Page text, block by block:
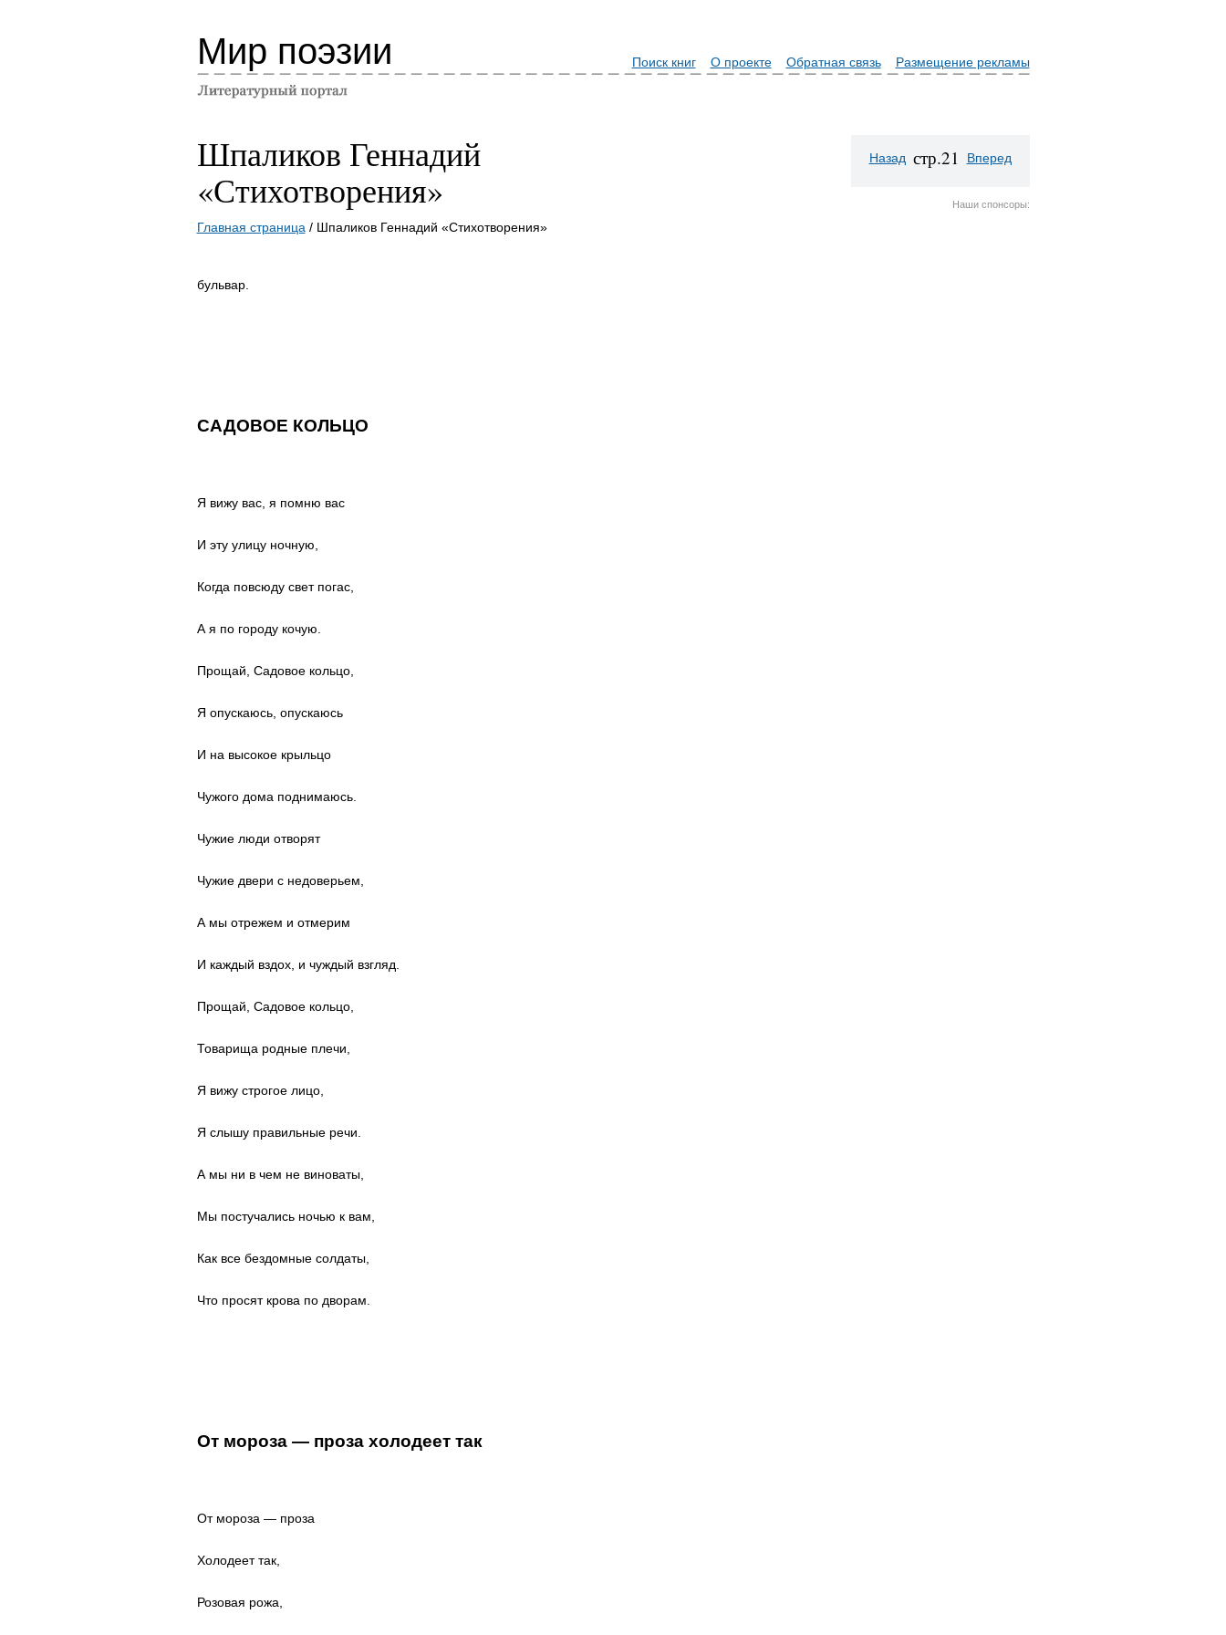
Мир поэзии Поиск книг О проекте Обратная связь Размещение рекламы
Шпаликов Геннадий
«Стихотворения»
Главная страница / Шпаликов Геннадий «Стихотворения»
бульвар.
САДОВОЕ КОЛЬЦО
Я вижу вас, я помню вас
И эту улицу ночную,
Когда повсюду свет погас,
А я по городу кочую.
Прощай, Садовое кольцо,
Я опускаюсь, опускаюсь
И на высокое крыльцо
Чужого дома поднимаюсь.
Чужие люди отворят
Чужие двери с недоверьем,
А мы отрежем и отмерим
И каждый вздох, и чуждый взгляд.
Прощай, Садовое кольцо,
Товарища родные плечи,
Я вижу строгое лицо,
Я слышу правильные речи.
А мы ни в чем не виноваты,
Мы постучались ночью к вам,
Как все бездомные солдаты,
Что просят крова по дворам.
От мороза — проза холодеет так
От мороза — проза
Холодеет так,
Розовая рожа,
Назад стр.21 Вперед
Наши спонсоры: